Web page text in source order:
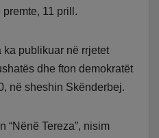
11 prill.
ka publikuar në rrjetet
dhe fton demokratët
në sheshin Skënderbej.
“Nënë Tereza”, nisim